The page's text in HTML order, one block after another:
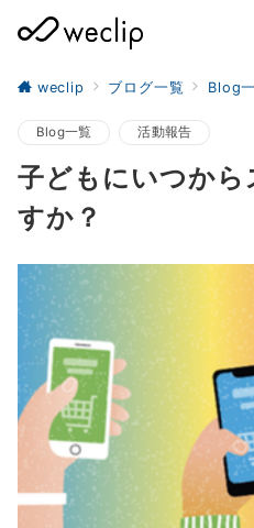
weclip ブログ一覧 Blog
Blog一覧 活動報告
子どもにいつから
すか？